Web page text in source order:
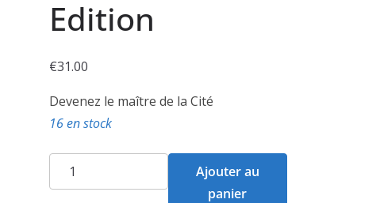
Edition
€31.00
Devenez le maître de la Cité
16 en stock
quantité
de
Ajouter au
panier